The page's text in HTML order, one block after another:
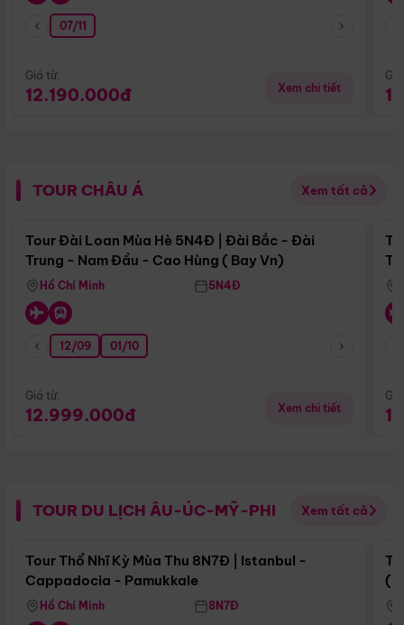
07/11
Giá từ:
12.190.000đ Xem chi tiết
TOUR CHÂU Á Xem tất cả
Điểm nổi bật
Tour Đài Loan Mùa Hè 5N4Đ | Đài Bắc - Đài
Trung - Nam Đầu - Cao Hùng ( Bay Vn)
Hồ Chí Minh 5N4Đ
12/09 01/10
Giá từ:
12.999.000đ Xem chi tiết
TOUR DU LỊCH ÂU-ÚC-MỸ-PHI Xem tất cả
Điểm nổi bật
Tour Thổ Nhĩ Kỳ Mùa Thu 8N7Đ | Istanbul -
Cappadocia - Pamukkale
Hồ Chí Minh 8N7Đ